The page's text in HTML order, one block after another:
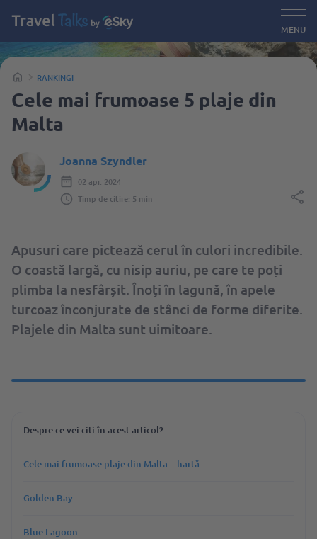
MENU
RANKINGI
Cele mai frumoase 5 plaje din
Malta
Joanna Szyndler
02 apr. 2024
Timp de citire: 5 min
Apusuri care pictează cerul în culori incredibile.
O coastă largă, cu nisip auriu, pe care te poți
plimba la nesfârșit. Înoţi în lagună, în apele
turcoaz înconjurate de stânci de forme diferite.
Plajele din Malta sunt uimitoare.
Despre ce vei citi în acest articol?
Cele mai frumoase plaje din Malta – hartă
Golden Bay
Blue Lagoon